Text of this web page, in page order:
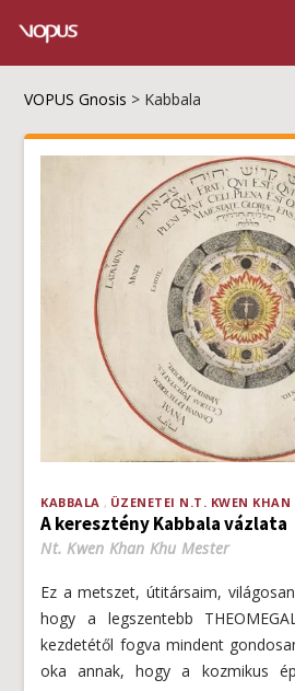
VOPUS Gnosis > Kabbala
KABBALA ÜZENETEI N.T. KWEN KHAN
A keresztény Kabbala vázlata
Nt. Kwen Khan Khu Mester
Ez a metszet, útitársaim,
hogy a legszentebb
kezdetétől fogva mindent
oka annak, hogy a kozmikus